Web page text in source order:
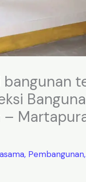
bangunan
–
, Pembangunan,